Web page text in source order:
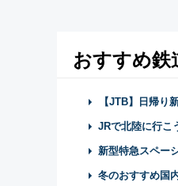
おすすめ鉄
【JTB】日帰り
JRで北陸に行こ
新型特急スペー
冬のおすすめ国